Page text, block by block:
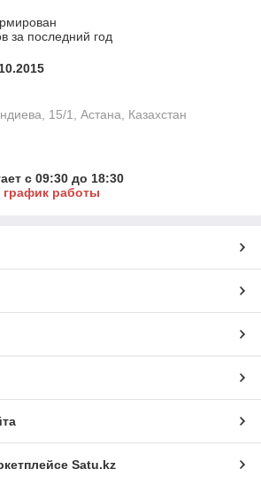
за последний год
15/1, Астана, Казахстан
с 09:30 до 18:30
график работы
Satu.kz